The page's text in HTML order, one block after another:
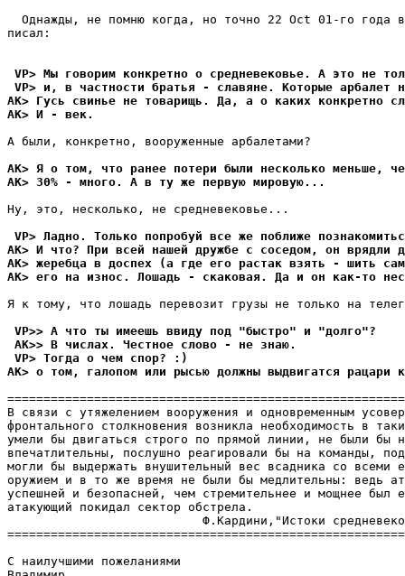
Однажды, не помню когда, но точно 22 Oct 01-го года
писал:
VP> Мы говорим конкретно о средневековье. А это не
VP> и, в частности братья - славяне. Kоторые арбалет
AK> Гусь свинье не товарищь. Да, а о каких конкретно
AK> И - век.
А были, конкретно, вооруженные арбалетами?
AK> Я о том, что ранее потери были несколько меньше,
AK> 30% - много. А в ту же первую мировую...
Ну, это, несколько, не средневековье...
VP> Ладно. Только попробуй все же поближе
AK> И что? При всей нашей дружбе с соседом, он врядли
AK> жеребца в доспех (а где его растак взять - шить
AK> его на износ. Лошадь - скаковая. Да и он как-то
Я к тому, что лошадь перевозит грузы не только на
VP>> А что ты имеешь ввиду под "быстро" и "долго"?
AK>> В числах. Честное слово - не знаю.
VP> Тогда о чем спор? :)
AK> о том, галопом или рысью должны выдвигатся рацари
В связи с утяжелением вооружения и одновременным
фронтального столкновения возникла необходимость в
умели бы двигаться строго по прямой линии, не были бы
впечатлительны, послушно реагировали бы на команды,
могли бы выдержать внушительный вес всадника со всеми
оружием и в то же время не были бы медлительны: ведь
успешней и безопасней, чем стремительнее и мощнее был
атакующий покидал сектор обстрела.
Ф.Kардини,"Истоки
С наилучшими пожеланиями